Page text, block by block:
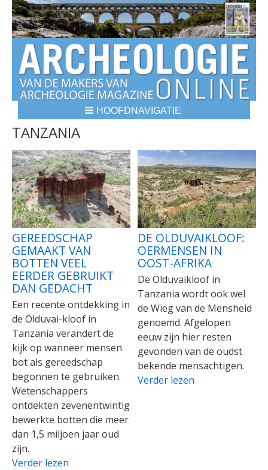
HOOFDNAVIGATIE
BREADCRUMBS
TANZANIA
GEREEDSCHAP
GEMAAKT VAN
BOTTEN VEEL
EERDER GEBRUIKT
DAN GEDACHT
Een recente ontdekking in
de Olduvai-kloof in
Tanzania verandert de
kijk op wanneer mensen
bot als gereedschap
begonnen te gebruiken.
Wetenschappers
ontdekten zevenentwintig
bewerkte botten die meer
dan 1,5 miljoen jaar oud
zijn.
Verder lezen
DE OLDUVAIKLOOF:
OERMENSEN IN
OOST-AFRIKA
De Olduvaikloof in
Tanzania wordt ook wel
de Wieg van de Mensheid
genoemd. Afgelopen
eeuw zijn hier resten
gevonden van de oudst
bekende mensachtigen.
Verder lezen